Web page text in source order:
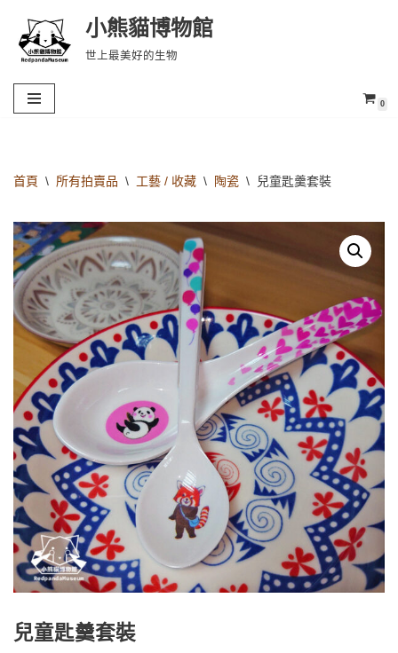
Skip
content
小熊貓博物館
世上最美好的生物
0
首頁 \ 所有拍賣品 \ 工藝 / 收藏 \ 陶瓷 \ 兒童匙羹套裝
兒童匙羹套裝